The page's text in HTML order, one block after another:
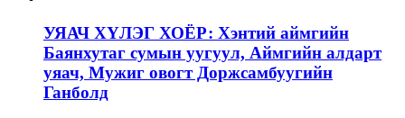
УЯАЧ ХҮЛЭГ ХОЁР: Хэнтий аймгийн
Баянхутаг сумын уугуул, Аймгийн алдарт
уяач, Мужиг овогт Доржсамбуугийн
Ганболд